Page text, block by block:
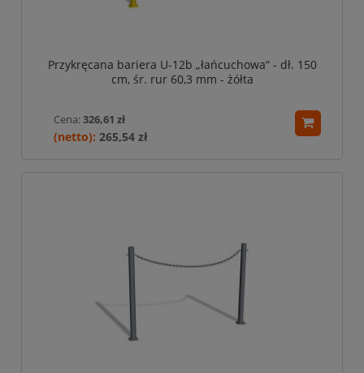
Przykręcana bariera U-12b „łańcuchowa“ - dł. 150
cm, śr. rur 60,3 mm - żółta
Cena:326,61 zł
265,54 zł